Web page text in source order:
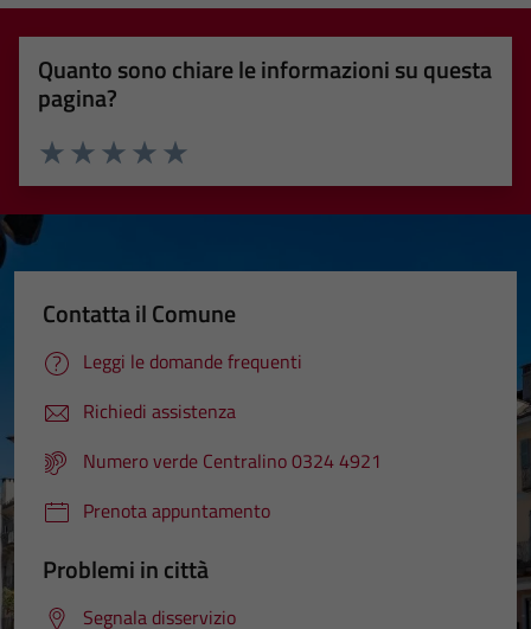
Quanto sono chiare le informazioni su questa
pagina?
Valuta 5 stelle su 5
Valuta 4 stelle su 5
Valuta 3 stelle su 5
Valuta 2 stelle su 5
Valuta 1 stelle su 5
Contatta il Comune
Leggi le domande frequenti
Richiedi assistenza
Numero verde Centralino 0324 4921
Prenota appuntamento
Problemi in città
Segnala disservizio